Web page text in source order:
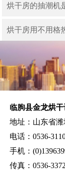
烘干房的抽潮机
烘干房用不用格
临朐县金龙烘
地址：山东省
电话：0536-
手机：
传真：0536-